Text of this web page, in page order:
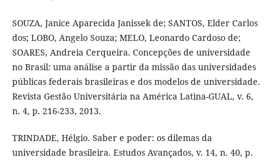
SOUZA, Janice Aparecida Janissek de; SANTOS, Elder Carlos
dos; LOBO, Angelo Souza; MELO, Leonardo Cardoso de;
SOARES, Andreia Cerqueira. Concepções de universidade
no Brasil: uma análise a partir da missão das universidades
públicas federais brasileiras e dos modelos de universidade.
Revista Gestão Universitária na América Latina-GUAL, v. 6,
n. 4, p. 216-233, 2013.
TRINDADE, Hélgio. Saber e poder: os dilemas da
universidade brasileira. Estudos Avançados, v. 14, n. 40, p.